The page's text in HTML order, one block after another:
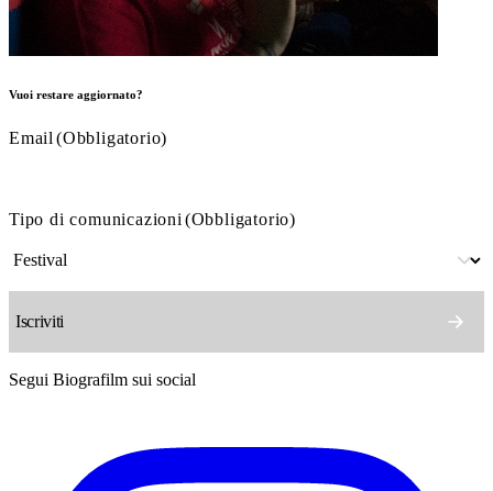
Vuoi restare aggiornato?
Email (Obbligatorio)
Tipo di comunicazioni (Obbligatorio)
Segui Biografilm sui social